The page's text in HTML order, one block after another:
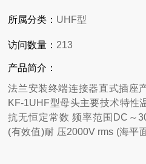
所属分类： UHF型
访问数量： 213
产品简介：
法兰安装终端连接器直式插座
KF-1UHF型母头主要技术特性
抗无恒定常数 频率范围DC～
(有效值)耐 压2000V rms (海平